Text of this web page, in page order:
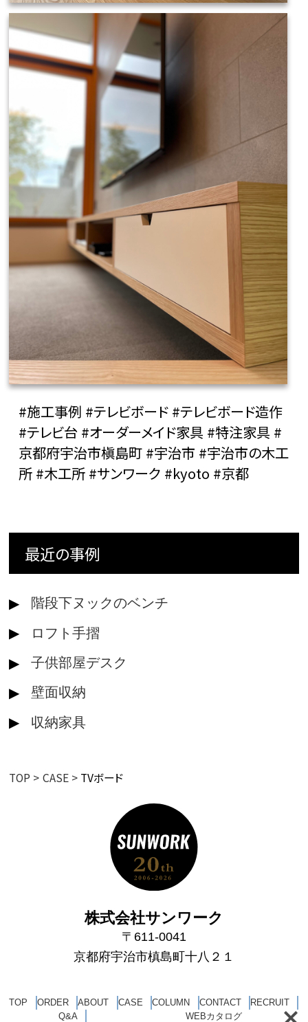
#施工事例 #テレビボード #テレビボード造作
#テレビ台 #オーダーメイド家具 #特注家具 #
京都府宇治市槇島町 #宇治市 #宇治市の木工
所 #木工所 #サンワーク #kyoto #京都
最近の事例
階段下ヌックのベンチ
ロフト手摺
子供部屋デスク
壁面収納
収納家具
TOP CASE TVボード
株式会社サンワーク
〒611-0041
京都府宇治市槙島町十八２１
TOP ORDER ABOUT CASE COLUMN CONTACT
RECRUIT
Q&A
WEBカタログ